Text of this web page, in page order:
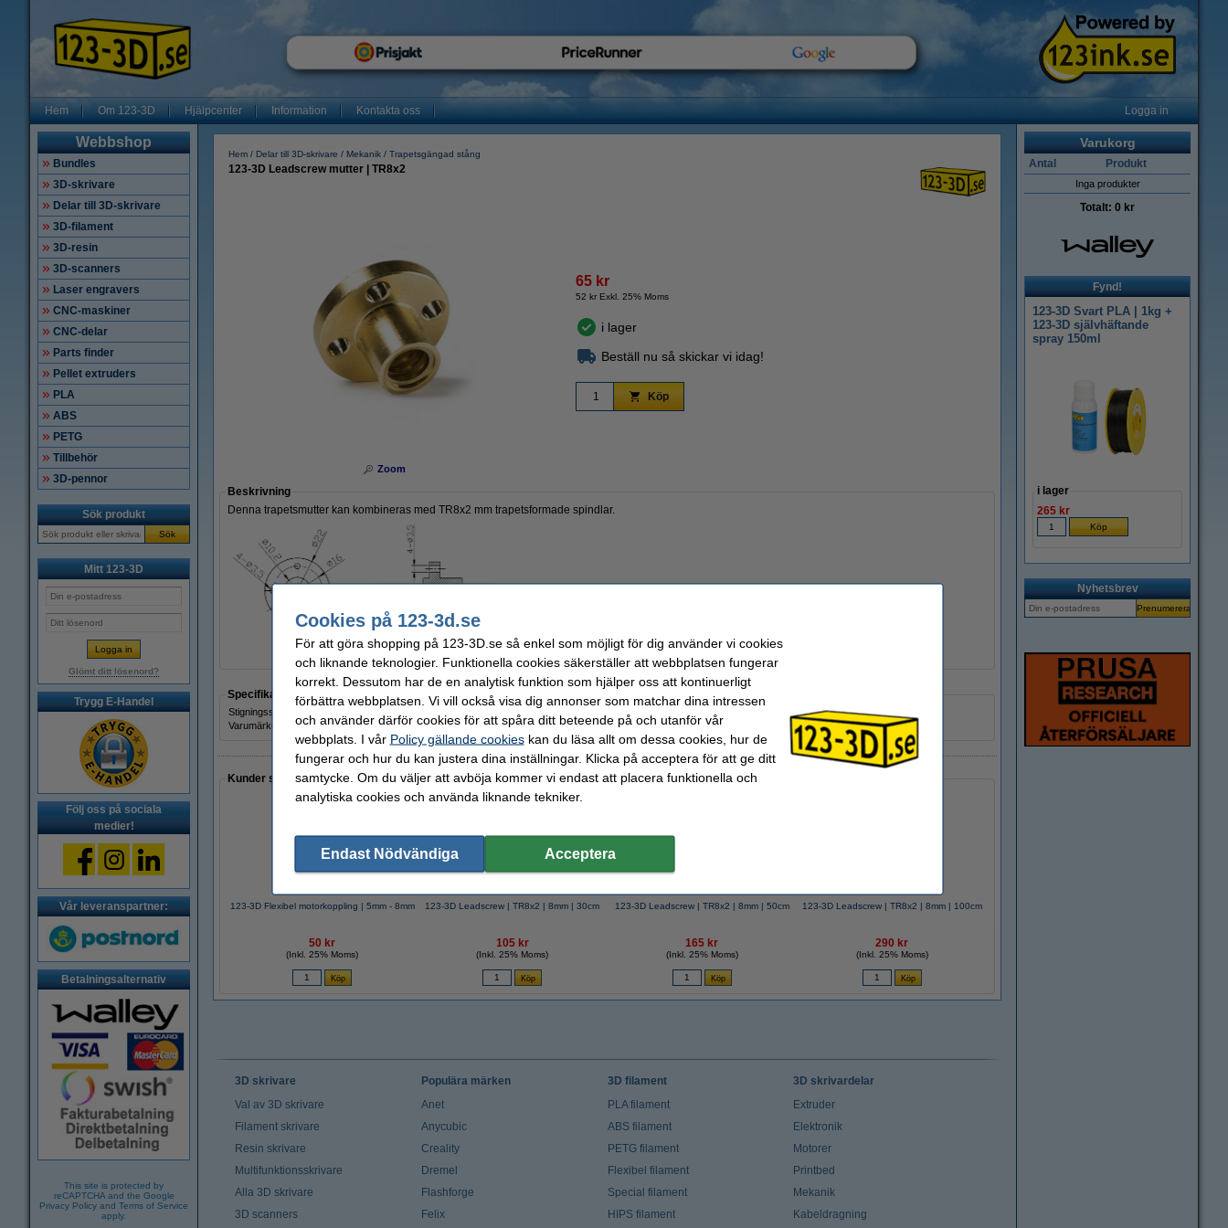
Hem Om 123-3D Hjälpcenter Information Kontakta oss Logga in
Webbshop
Bundles
3D-skrivare
Delar till 3D-skrivare
3D-filament
3D-resin
3D-scanners
Laser engravers
CNC-maskiner
CNC-delar
Parts finder
Pellet extruders
PLA
ABS
PETG
Tillbehör
3D-pennor
Sök produkt
Sök
Mitt 123-3D
Glömt ditt lösenord?
Trygg E-Handel
Följ oss på sociala
medier!
Vår leveranspartner:
Betalningsalternativ
This site is protected by
reCAPTCHA and the Google
Privacy Policy and Terms of Service
apply.
Hem Delar till 3D-skrivare Mekanik Trapetsgängad stång
123-3D Leadscrew mutter | TR8x2
Zoom
65 kr
52 kr Exkl. 25% Moms
i lager
Beställ nu så skickar vi idag!
Köp
Beskrivning
Denna trapetsmutter kan kombineras med TR8x2 mm trapetsformade spindlar.
Specifikationer
Stigningsskruv:
DLS00005
Varumärke:
123-3D
Kunder som gjort ett liknande köp valde ofta även dessa produkter!
123-3D Flexibel motorkoppling | 5mm - 8mm
50 kr
(Inkl. 25% Moms)
123-3D Leadscrew | TR8x2 | 8mm | 30cm
105 kr
(Inkl. 25% Moms)
123-3D Leadscrew | TR8x2 | 8mm | 50cm
165 kr
(Inkl. 25% Moms)
123-3D Leadscrew | TR8x2 | 8mm | 100cm
290 kr
(Inkl. 25% Moms)
Varukorg
Antal Produkt
Inga produkter
Totalt: 0 kr
Fynd!
123-3D Svart PLA | 1kg +
123-3D självhäftande
spray 150ml
i lager
265 kr
Nyhetsbrev
3D skrivare
Val av 3D skrivare
Filament skrivare
Resin skrivare
Multifunktionsskrivare
Alla 3D skrivare
3D scanners
Populära märken
Anet
Anycubic
Creality
Dremel
Flashforge
Felix
3D filament
PLA filament
ABS filament
PETG filament
Flexibel filament
Special filament
HIPS filament
3D skrivardelar
Extruder
Elektronik
Motorer
Printbed
Mekanik
Kabeldragning
Cookies på 123-3d.se
För att göra shopping på 123-3D.se så enkel som möjligt för dig använder vi cookies
och liknande teknologier. Funktionella cookies säkerställer att webbplatsen fungerar
korrekt. Dessutom har de en analytisk funktion som hjälper oss att kontinuerligt
förbättra webbplatsen. Vi vill också visa dig annonser som matchar dina intressen
och använder därför cookies för att spåra ditt beteende på och utanför vår
webbplats. I vår Policy gällande cookieskan du läsa allt om dessa cookies, hur de
fungerar och hur du kan justera dina inställningar. Klicka på acceptera för att ge ditt
samtycke. Om du väljer att avböja kommer vi endast att placera funktionella och
analytiska cookies och använda liknande tekniker.
Endast Nödvändiga Acceptera